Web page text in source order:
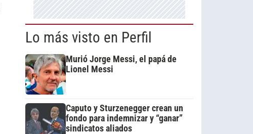
Lo más visto en Perfil
Murió Jorge Messi, el papá de
Lionel Messi
Caputo y Sturzenegger crean un
fondo para indemnizar y “ganar”
sindicatos aliados